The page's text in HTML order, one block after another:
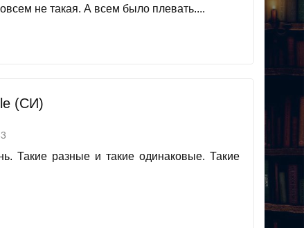
не такая. А всем было плевать....
(СИ)
Такие разные и такие одинаковые. Такие